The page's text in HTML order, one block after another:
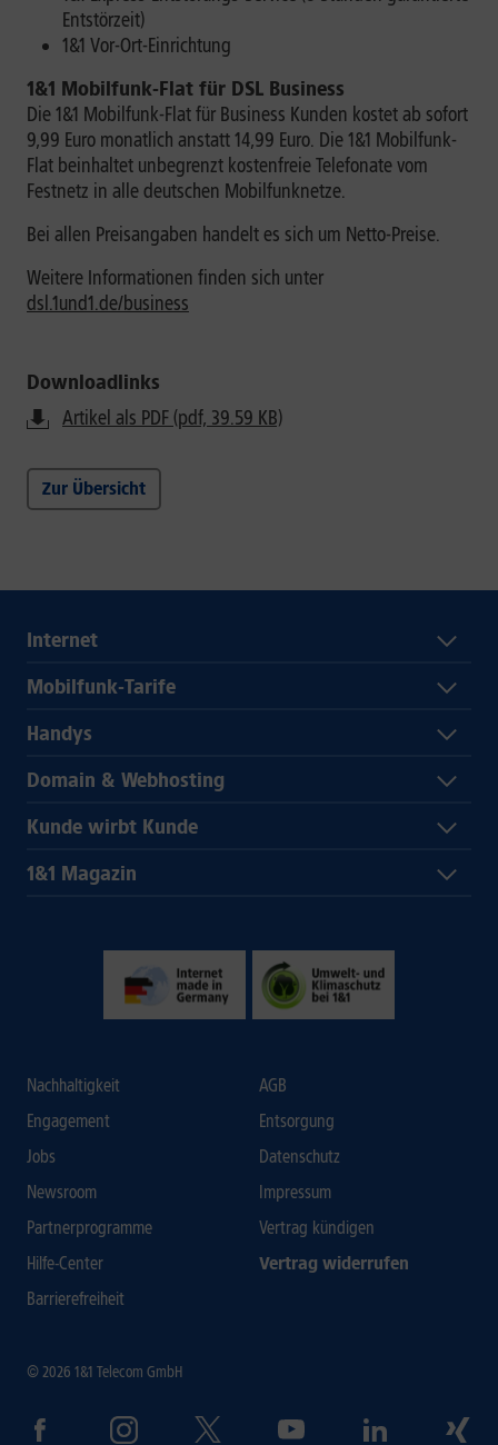
Entstörzeit)
1&1 Vor-Ort-Einrichtung
1&1 Mobilfunk-Flat für DSL Business
Die 1&1 Mobilfunk-Flat für Business Kunden kostet ab sofort
9,99 Euro monatlich anstatt 14,99 Euro. Die 1&1 Mobilfunk-
Flat beinhaltet unbegrenzt kostenfreie Telefonate vom
Festnetz in alle deutschen Mobilfunknetze.
Bei allen Preisangaben handelt es sich um Netto-Preise.
Weitere Informationen finden sich unter
dsl.1und1.de/business
Downloadlinks
Artikel als PDF (pdf, 39.59 KB)
Zur Übersicht
Internet
Mobilfunk-Tarife
Handys
Domain & Webhosting
Kunde wirbt Kunde
1&1 Magazin
Nachhaltigkeit
Engagement
Jobs
Newsroom
Partnerprogramme
Hilfe-Center
Barrierefreiheit
AGB
Entsorgung
Datenschutz
Impressum
Vertrag kündigen
Vertrag widerrufen
© 2026 1&1 Telecom GmbH